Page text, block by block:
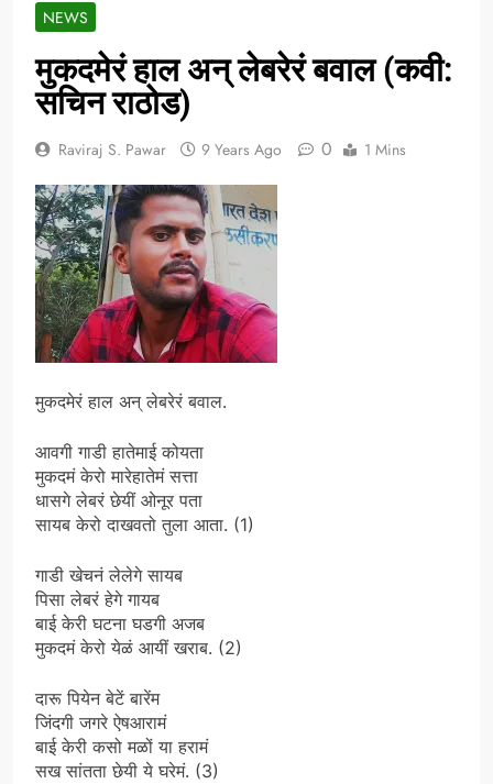
NEWS
मुकदमेरं हाल अन् लेबरेरं बवाल (कवी:
सचिन राठोड)
Raviraj S. Pawar 9 Years Ago 0 1 Mins
मुकदमेरं हाल अन् लेबरेरं बवाल.
आवगी गाडी हातेमाई कोयता
मुकदमं केरो मारेहातेमं सत्ता
धासगे लेबरं छेयीं ओनूर पता
सायब केरो दाखवतो तुला आता. (1)
गाडी खेचनं लेलेगे सायब
पिसा लेबरं हेगे गायब
बाई केरी घटना घडगी अजब
मुकदमं केरो येळं आयीं खराब. (2)
दारू पियेन बेटें बारेंम
जिंदगी जगरे ऐषआरामं
बाई केरी कसो मळों या हरामं
सख सांतता छेयी ये घरेमं. (3)